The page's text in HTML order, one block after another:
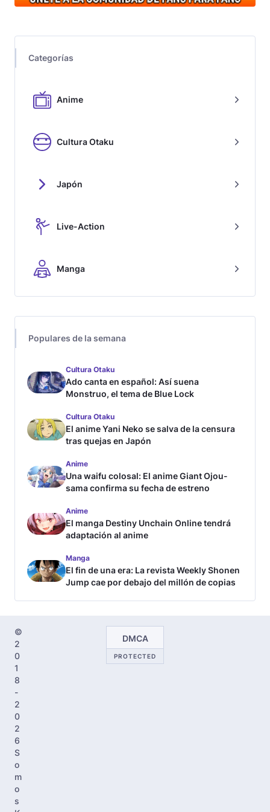
Categorías
Anime
Cultura Otaku
Japón
Live-Action
Manga
Populares de la semana
Cultura Otaku
Ado canta en español: Así suena
Monstruo, el tema de Blue Lock
Cultura Otaku
El anime Yani Neko se salva de la censura
tras quejas en Japón
Anime
Una waifu colosal: El anime Giant Ojou-
sama confirma su fecha de estreno
Anime
El manga Destiny Unchain Online tendrá
adaptación al anime
Manga
El fin de una era: La revista Weekly Shonen
Jump cae por debajo del millón de copias
©
2
0
1
8
-
2
0
2
6
S
o
m
o
s
DMCA
PROTECTED